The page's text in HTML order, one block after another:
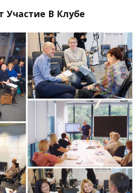
Участие В Клубе